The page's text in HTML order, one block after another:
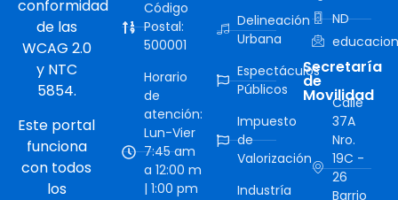
conformidad
de las
WCAG 2.0
y NTC
5854.
Este portal
funciona
con todos
los
Código
Postal:
500001
Horario
de
atención:
Lun-Vier
7:45 am
a 12:00 m
| 1:00 pm
Delineación
Urbana
Espectáculos
Públicos
Impuesto
de
Valorización
Industría
ND
Secretaría
de
Movilidad
Calle
37A
Nro.
19C -
26
Barrio